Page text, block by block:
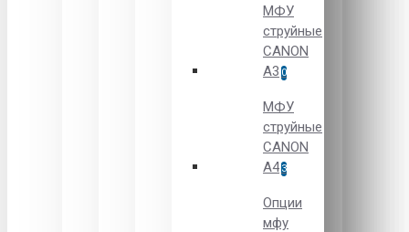
МФУ
струйные
CANON
А3 0
МФУ
струйные
CANON
А4 3
Опции
мфу